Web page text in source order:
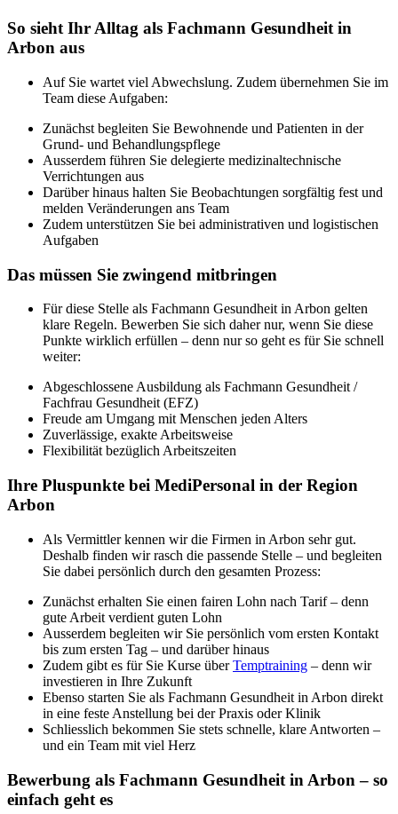
So sieht Ihr Alltag als Fachmann Gesundheit in
Arbon aus
Auf Sie wartet viel Abwechslung. Zudem übernehmen Sie im
Team diese Aufgaben:
Zunächst begleiten Sie Bewohnende und Patienten in der
Grund- und Behandlungspflege
Ausserdem führen Sie delegierte medizinaltechnische
Verrichtungen aus
Darüber hinaus halten Sie Beobachtungen sorgfältig fest und
melden Veränderungen ans Team
Zudem unterstützen Sie bei administrativen und logistischen
Aufgaben
Das müssen Sie zwingend mitbringen
Für diese Stelle als Fachmann Gesundheit in Arbon gelten
klare Regeln. Bewerben Sie sich daher nur, wenn Sie diese
Punkte wirklich erfüllen – denn nur so geht es für Sie schnell
weiter:
Abgeschlossene Ausbildung als Fachmann Gesundheit /
Fachfrau Gesundheit (EFZ)
Freude am Umgang mit Menschen jeden Alters
Zuverlässige, exakte Arbeitsweise
Flexibilität bezüglich Arbeitszeiten
Ihre Pluspunkte bei MediPersonal in der Region
Arbon
Als Vermittler kennen wir die Firmen in Arbon sehr gut.
Deshalb finden wir rasch die passende Stelle – und begleiten
Sie dabei persönlich durch den gesamten Prozess:
Zunächst erhalten Sie einen fairen Lohn nach Tarif – denn
gute Arbeit verdient guten Lohn
Ausserdem begleiten wir Sie persönlich vom ersten Kontakt
bis zum ersten Tag – und darüber hinaus
Zudem gibt es für Sie Kurse überTemptraining – denn wir
investieren in Ihre Zukunft
Ebenso starten Sie als Fachmann Gesundheit in Arbon direkt
in eine feste Anstellung bei der Praxis oder Klinik
Schliesslich bekommen Sie stets schnelle, klare Antworten –
und ein Team mit viel Herz
Bewerbung als Fachmann Gesundheit in Arbon – so
einfach geht es